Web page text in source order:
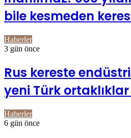
bile kesmeden
Haberler
3 gün önce
Rus kereste
yeni Türk
Haberler
6 gün önce